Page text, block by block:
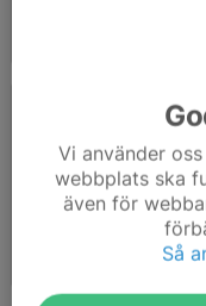
Hockeyskoletjejer på
Vi använder
webbplats ska
även för
Så